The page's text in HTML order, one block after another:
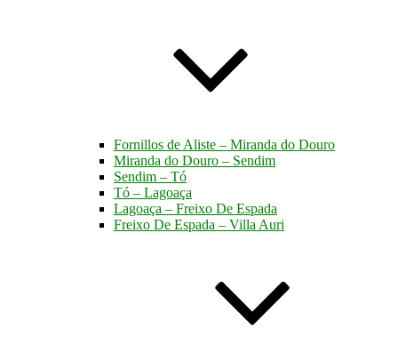
Fornillos de Aliste – Miranda do Douro
Miranda do Douro – Sendim
Sendim – Tó
Tó – Lagoaça
Lagoaça – Freixo De Espada
Freixo De Espada – Villa Auri